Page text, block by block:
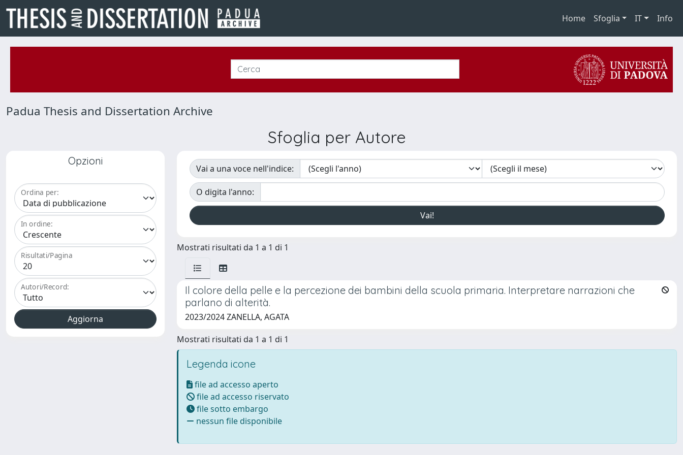
Home Sfoglia IT Info
Padua Thesis and Dissertation Archive
Sfoglia per Autore
Opzioni
Ordina per:
In ordine:
Risultati/Pagina
Autori/Record:
Vai a una voce nell'indice:
O digita l'anno:
Mostrati risultati da 1 a 1 di 1
Il colore della pelle e la percezione dei bambini della scuola primaria. Interpretare narrazioni che
parlano di alterità.
2023/2024 ZANELLA, AGATA
Mostrati risultati da 1 a 1 di 1
Legenda icone
file ad accesso aperto
file ad accesso riservato
file sotto embargo
nessun file disponibile